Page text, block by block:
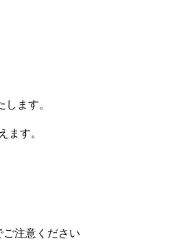
ます。
ます。
注意ください